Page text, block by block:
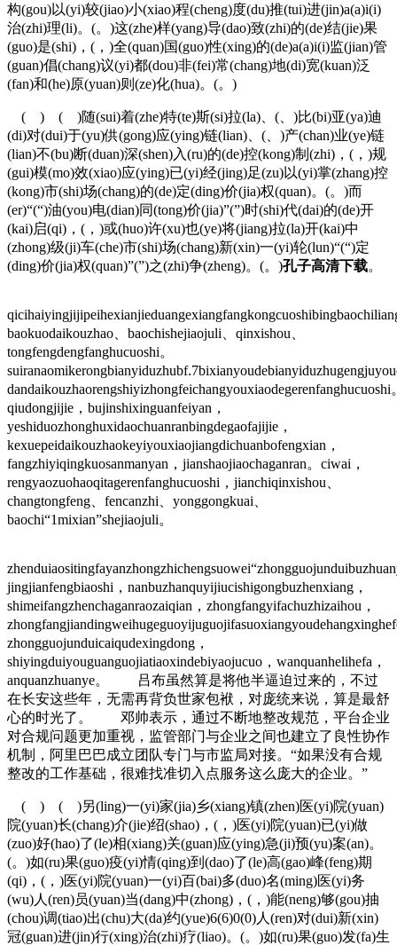
构(gou)以(yi)较(jiao)小(xiao)程(cheng)度(du)推(tui)进(jin)a(a)i(i)
治(zhi)理(li)。(。)这(zhe)样(yang)导(dao)致(zhi)的(de)结(jie)果
(guo)是(shi)，(，)全(quan)国(guo)性(xing)的(de)a(a)i(i)监(jian)管
(guan)倡(chang)议(yi)都(dou)非(fei)常(chang)地(di)宽(kuan)泛
(fan)和(he)原(yuan)则(ze)化(hua)。(。)
( ) ( )随(sui)着(zhe)特(te)斯(si)拉(la)、(、)比(bi)亚(ya)迪
(di)对(dui)于(yu)供(gong)应(ying)链(lian)、(、)产(chan)业(ye)链
(lian)不(bu)断(duan)深(shen)入(ru)的(de)控(kong)制(zhi)，(，)规
(gui)模(mo)效(xiao)应(ying)已(yi)经(jing)足(zu)以(yi)掌(zhang)控
(kong)市(shi)场(chang)的(de)定(ding)价(jia)权(quan)。(。)而
(er)“(“)油(you)电(dian)同(tong)价(jia)”(”)时(shi)代(dai)的(de)开
(kai)启(qi)，(，)或(huo)许(xu)也(ye)将(jiang)拉(la)开(kai)中
(zhong)级(ji)车(che)市(shi)场(chang)新(xin)一(yi)轮(lun)“(“)定
(ding)价(jia)权(quan)”(”)之(zhi)争(zheng)。(。)孔子高清下载。
baokuodaikouzhao、baochishejiaojuli、qinxishou、
tongfengdengfanghucuoshi。
dandaikouzhaorengshiyizhongfeichangyouxiaodegerenfanghucuoshi
qiudongjijie，bujinshixinguanfeiyan，
yeshiduozhonghuxidaochuanranbingdegaofajijie，
kexuepeidaikouzhaokeyiyouxiaojiangdichuanbofengxian，
fangzhiyiqingkuosanmanyan，jianshaojiaochaganran。ciwai，
rengyaozuohaoqitagerenfanghucuoshi，jianchiqinxishou、
changtongfeng、fencanzhi、yonggongkuai、
baochi“1mixian”shejiaojuli。
jingjianfengbiaoshi，nanbuzhanquyijiucishigongbuzhenxiang，
shimeifangzhenchaganraozaiqian，zhongfangyifachuzhizaihou，
zhongguojunduicaiqudexingdong，
shiyingduiyouguanguojiatiaoxindebiyaojucuo，wanquanhelihefa，
anquanzhuanye。 吕布虽然算是将他半逼迫过来的，不过
在长安这些年，无需再背负世家包袱，对庞统来说，算是最舒
心的时光了。 邓帅表示，通过不断地整改规范，平台企业
对合规问题更加重视，监管部门与企业之间也建立了良性协作
机制，阿里巴巴成立团队专门与市监局对接。“如果没有合规
整改的工作基础，很难找准切入点服务这么庞大的企业。”
( ) ( )另(ling)一(yi)家(jia)乡(xiang)镇(zhen)医(yi)院(yuan)
院(yuan)长(chang)介(jie)绍(shao)，(，)医(yi)院(yuan)已(yi)做
(zuo)好(hao)了(le)相(xiang)关(guan)应(ying)急(ji)预(yu)案(an)。
(。)如(ru)果(guo)疫(yi)情(qing)到(dao)了(le)高(gao)峰(feng)期
(qi)，(，)医(yi)院(yuan)一(yi)百(bai)多(duo)名(ming)医(yi)务
(wu)人(ren)员(yuan)当(dang)中(zhong)，(，)能(neng)够(gou)抽
(chou)调(tiao)出(chu)大(da)约(yue)6(6)0(0)人(ren)对(dui)新(xin)
冠(guan)进(jin)行(xing)治(zhi)疗(liao)。(。)如(ru)果(guo)发(fa)生